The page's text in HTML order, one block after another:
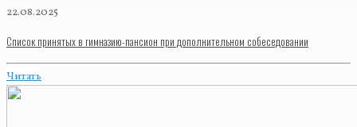
22.08.2025
Список принятых в гимназию-пансион при дополнительном собеседовании
Читать